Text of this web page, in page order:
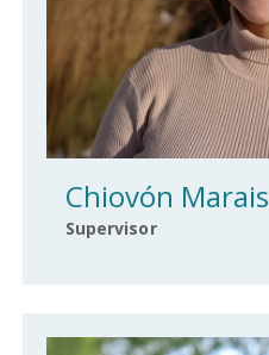
Chiovón Marais
Supervisor